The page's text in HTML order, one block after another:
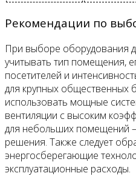
Рекомендации по
При выборе оборудования
учитывать тип помещения,
посетителей и
для крупных общественных
использовать мощные
вентиляции с высоким
для небольших помещений
решения. Также следует
энергосберегающие
эксплуатационные расходы.